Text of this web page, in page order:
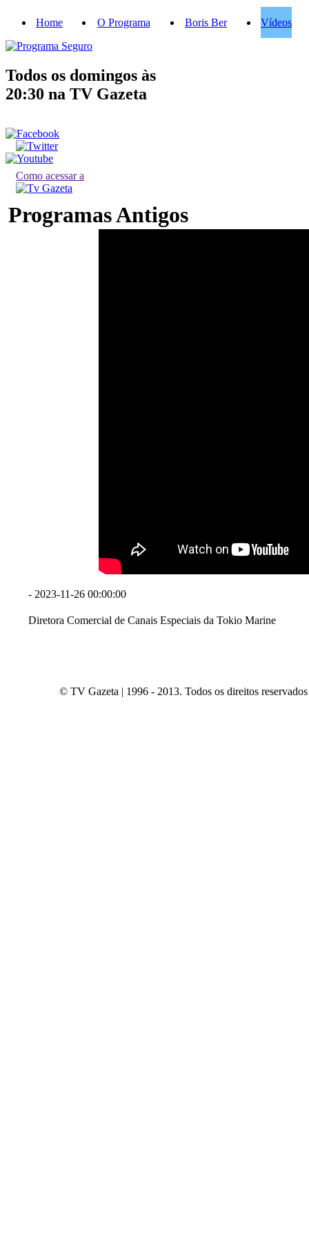
Home O Programa Boris Ber Vídeos
Todos os domingos às
20:30 na TV Gazeta
Como acessar a
Programas Antigos
- 2023-11-26 00:00:00
Diretora Comercial de Canais Especiais da Tokio Marine
© TV Gazeta | 1996 - 2013. Todos os direitos reservados